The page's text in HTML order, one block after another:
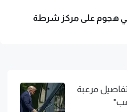
هجوم على مركز شرطة
مرعبة